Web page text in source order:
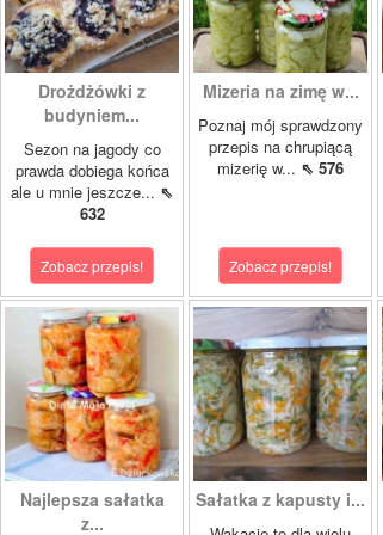
Drożdżówki z
budyniem...
Sezon na jagody co
prawda dobiega końca
ale u mnie jeszcze... ⇖
632
Zobacz przepis!
Mizeria na zimę w...
Poznaj mój sprawdzony
przepis na chrupiącą
mizerię w... ⇖ 576
Zobacz przepis!
Najlepsza sałatka
z...
Sałatka z kapusty i...